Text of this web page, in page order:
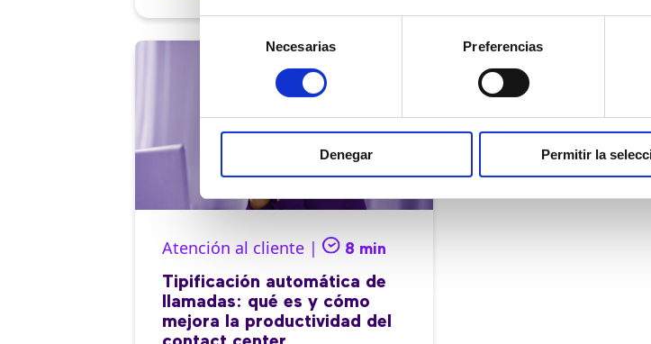
consentimiento
Necesarias Preferencias
Denegar Permitir la
Atención al cliente | 8 min
Tipificación automática de
llamadas: qué es y cómo
mejora la productividad del